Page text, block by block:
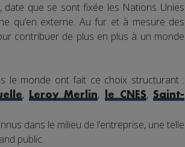
que se sont fixée les Nations Unies
qu’en externe. Au fur et à mesure des
contribuer de plus en plus à un monde
le monde ont fait ce choix structurant :
,Leroy Merlin, le CNES,Saint-
dans le milieu de l’entreprise, une telle
public.